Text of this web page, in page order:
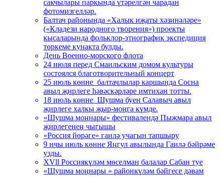
сакчылары паркында үтәрелгән чарадан
фотомизгелләр.
Балтач районында «Халык иҗаты хәзинәләре»
(«Кладези народного творения») проекты
кысаларында фольклор-этнографик экспедиция
төркеме кунакта булды.
День Военно-морского флота
24 июля перед Смаильским домом культуры
состоялся благотворительный концерт
25 июль көнне балтачлылар каршында Сосна
авыл җирлеге һәвәскәрләре имтихан тотты.
18 июль көнне Шушма буен Салавыч авыл
җирлеге халкы җыр-моңга күмде.
«Шушма моңнары» фестивалендә Пыжмара авыл
җирлегенең чыгышы
«Россия йөрәге» гаилә учагын тапшыру
9 нчы июль көнне Яңгул авылында Гаилә бәйрәме
узды.
XVll Россиякүләм мөселман балалар Сабан туе
«Шушма моңнары » районкүләм бәйгесе дәвам